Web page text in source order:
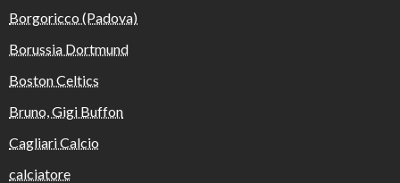
Borgoricco (Padova)
Borussia Dortmund
Boston Celtics
Bruno, Gigi Buffon
Cagliari Calcio
calciatore